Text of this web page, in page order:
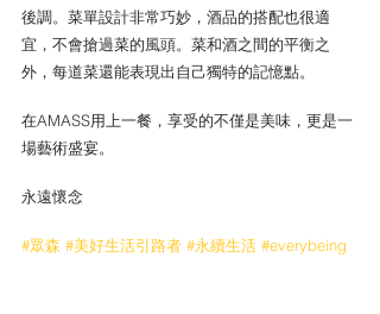
後調。菜單設計非常巧妙，酒品的搭配也很適
宜，不會搶過菜的風頭。菜和酒之間的平衡之
外，每道菜還能表現出自己獨特的記憶點。
在AMASS用上一餐，享受的不僅是美味，更是一
場藝術盛宴。
永遠懷念
#眾森 #美好生活引路者 #永續生活 #everybeing